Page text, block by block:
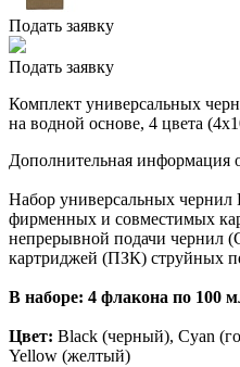
Подать заявку
Подать заявку
Комплект универсальных
на водной основе, 4 цвета
Дополнительная информация
Набор универсальных чернил
фирменных и совместимых
непрерывной подачи чернил
картриджей (ПЗК) струйных
В наборе: 4 флакона по 100
Цвет: Black (черный), Cyan
Yellow (желтый)